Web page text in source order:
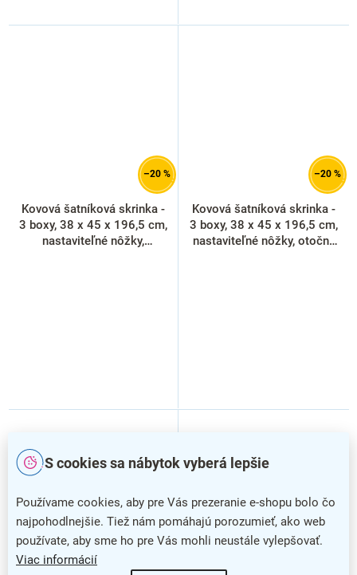
S cookies sa nábytok vyberá lepšie
Používame cookies, aby pre Vás prezeranie e-shopu bolo čo
najpohodlnejšie. Tiež nám pomáhajú porozumieť, ako web
používate, aby sme ho pre Vás mohli neustále vylepšovať.
Viac informácií
–20 %
Kovová šatníková skrinka -
3 boxy, 38 x 45 x 196,5 cm,
nastaviteľné nôžky,
–20 %
Kovová šatníková skrinka -
3 boxy, 38 x 45 x 196,5 cm,
nastaviteľné nôžky, otočný